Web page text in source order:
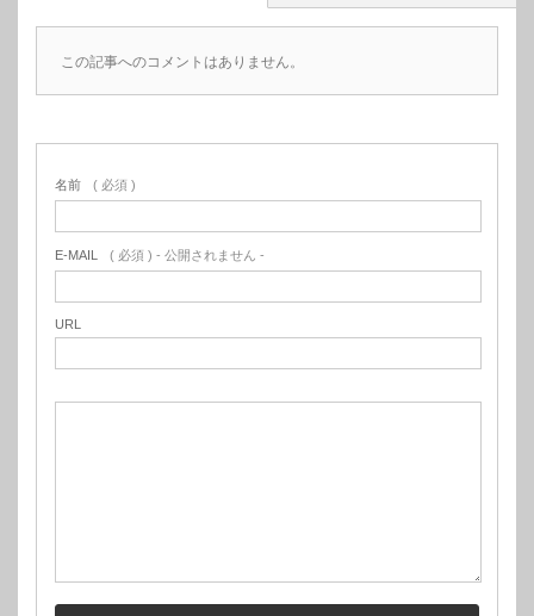
この記事へのコメントはありません。
名前 ( 必須 )
E-MAIL ( 必須 ) - 公開されません -
URL